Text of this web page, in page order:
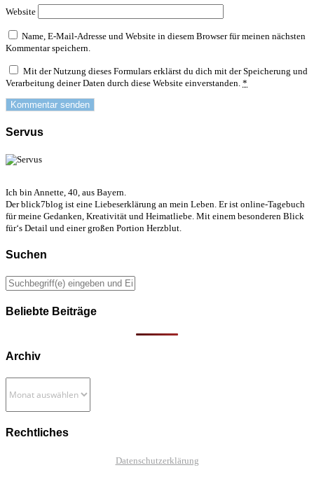
Website
Name, E-Mail-Adresse und Website in diesem Browser für meinen nächsten
Kommentar speichern.
Mit der Nutzung dieses Formulars erklärst du dich mit der Speicherung und
Verarbeitung deiner Daten durch diese Website einverstanden. *
Servus
Ich bin Annette, 40, aus Bayern.
Der blick7blog ist eine Liebeserklärung an mein Leben. Er ist online-Tagebuch
für meine Gedanken, Kreativität und Heimatliebe. Mit einem besonderen Blick
für‘s Detail und einer großen Portion Herzblut.
Suchen
Beliebte Beiträge
Archiv
Archiv
Rechtliches
Datenschutzerklärung